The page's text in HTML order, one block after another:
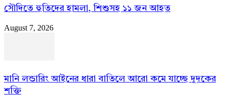
সৌদিতে হুতিদের হামলা, শিশুসহ ১১ জন আহত
August 7, 2026
মানি লন্ডারিং আইনের ধারা বাতিলে আরো কমে যাচ্ছে দুদকের
শক্তি